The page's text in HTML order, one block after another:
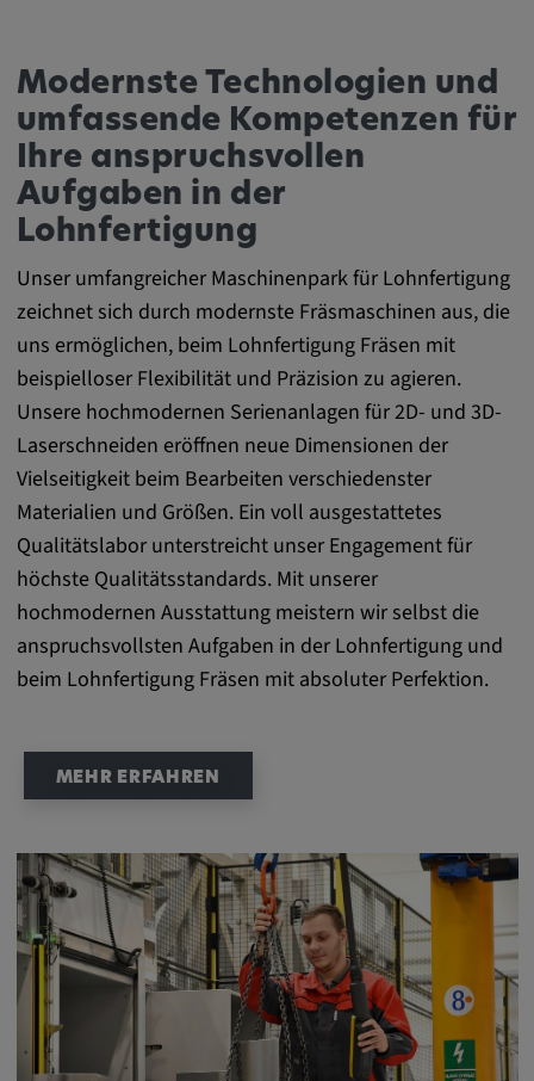
Modernste Technologien und
umfassende Kompetenzen für
Ihre anspruchsvollen
Aufgaben in der
Lohnfertigung
Unser umfangreicher Maschinenpark für Lohnfertigung
zeichnet sich durch modernste Fräsmaschinen aus, die
uns ermöglichen, beim Lohnfertigung Fräsen mit
beispielloser Flexibilität und Präzision zu agieren.
Unsere hochmodernen Serienanlagen für 2D- und 3D-
Laserschneiden eröffnen neue Dimensionen der
Vielseitigkeit beim Bearbeiten verschiedenster
Materialien und Größen. Ein voll ausgestattetes
Qualitätslabor unterstreicht unser Engagement für
höchste Qualitätsstandards. Mit unserer
hochmodernen Ausstattung meistern wir selbst die
anspruchsvollsten Aufgaben in der Lohnfertigung und
beim Lohnfertigung Fräsen mit absoluter Perfektion.
MEHR ERFAHREN
Zweck:
Diese Cookies werden von einem
eingebetteten Drittanbieter-Tool gesetzt und
dienen der Analyse von
Benutzerinteraktionen, der Verfolgung des
Verhaltens auf verschiedenen Websites
und/oder der Bereitstellung personalisierter
Werbung.
Alle externe Medien
Name:
Externe Medien
Zweck:
Alle Cookies der Kategorie "Externe
Statistik
Informationen über das Nutzerverhalten.
Diese Informationen helfen uns, das
Webseite besser zu verstehen.
_pk_id.*, _pk_ses.*
Name:
_pk_id.*, _pk_ses.*
Anbieter:
Google LLC